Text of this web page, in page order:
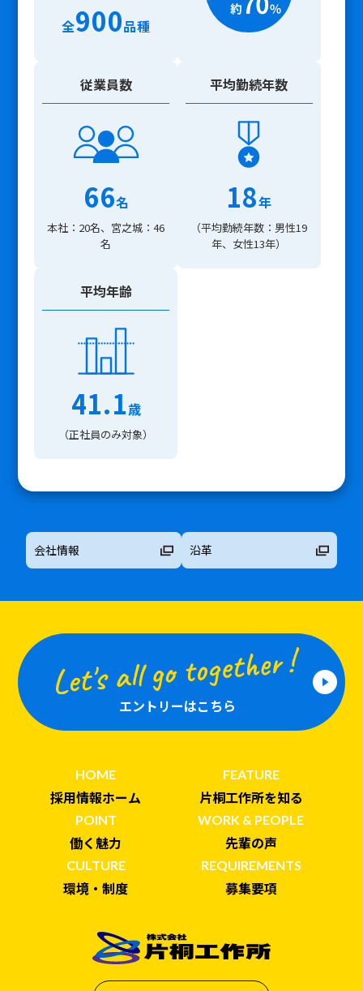
全900品種
従業員数
66名
本社：20名、宮之城：46
名
平均勤続年数
18年
（平均勤続年数：男性19
年、女性13年）
平均年齢
41.1歳
（正社員のみ対象）
会社情報 沿革
エントリーはこちら
HOME
採用情報ホーム
FEATURE
片桐工作所を知る
POINT
働く魅力
WORK & PEOPLE
先輩の声
CULTURE
環境・制度
REQUIREMENTS
募集要項